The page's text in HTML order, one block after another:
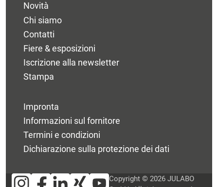
Novità
Chi siamo
Contatti
Fiere & esposizioni
Iscrizione alla newsletter
Stampa
Impronta
Informazioni sul fornitore
Termini e condizioni
Dichiarazione sulla protezione dei dati
Copyright © 2026 JULABO